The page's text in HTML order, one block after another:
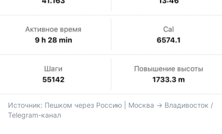
Источник: Пешком через Россию | Москва -> Владивосток /
Telegram-канал